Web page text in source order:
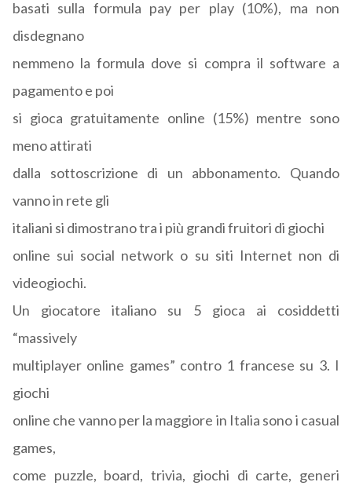
basati sulla formula pay per play (10%), ma non
disdegnano
nemmeno la formula dove si compra il software a
pagamento e poi
si gioca gratuitamente online (15%) mentre sono
meno attirati
dalla sottoscrizione di un abbonamento. Quando
vanno in rete gli
italiani si dimostrano tra i più grandi fruitori di giochi
online sui social network o su siti Internet non di
videogiochi.
Un giocatore italiano su 5 gioca ai cosiddetti
“massively
multiplayer online games” contro 1 francese su 3. I
giochi
online che vanno per la maggiore in Italia sono i casual
games,
come puzzle, board, trivia, giochi di carte, generi